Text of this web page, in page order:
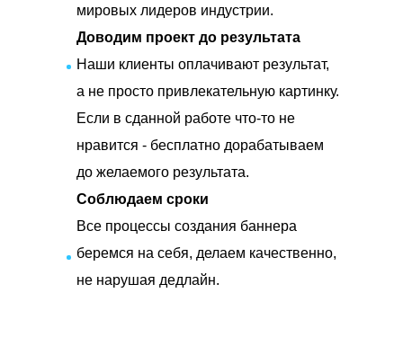
мировых лидеров индустрии.
Доводим проект до результата
Наши клиенты оплачивают результат,
а не просто привлекательную картинку.
Если в сданной работе что-то не
нравится - бесплатно дорабатываем
до желаемого результата.
Соблюдаем сроки
Все процессы создания баннера
беремся на себя, делаем качественно,
не нарушая дедлайн.